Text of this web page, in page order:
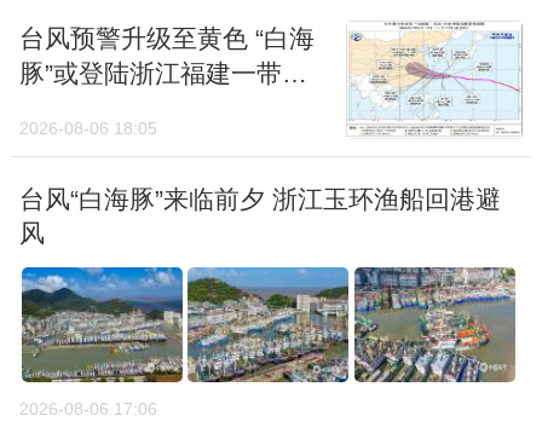
台风预警升级至黄色 “白海
豚”或登陆浙江福建一带沿
2026-08-06 18:05
台风“白海豚”来临前夕 浙江玉环渔船回港避
风
2026-08-06 17:06